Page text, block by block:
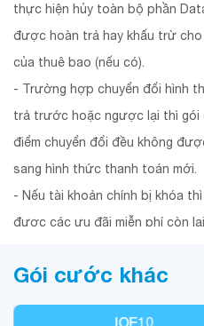
thực hiện hủy toàn bộ phần
được hoàn trả hay khấu trừ
của thuê bao (nếu có).
- Trường hợp chuyển đổi hình
trả trước hoặc ngược lại thì
điểm chuyển đổi đều không
sang hình thức thanh toán mới.
- Nếu tài khoản chính bị khóa
được các ưu đãi miễn phí còn
- Hệ thống gửi đầy đủ tin nhắn
thực hiện đăng ký gói cước cho
Gói cước khác
IOE10